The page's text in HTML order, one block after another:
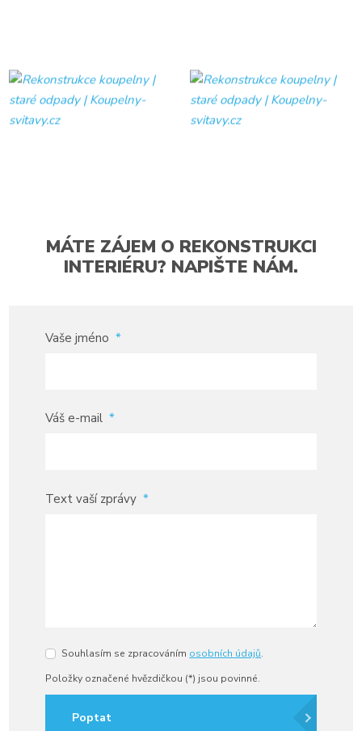
MÁTE ZÁJEM O REKONSTRUKCI
INTERIÉRU? NAPIŠTE NÁM.
Vaše jméno *
Váš e-mail *
Text vaší zprávy *
Souhlasím
zpracováním
osobních
Souhlasím se zpracováním osobních údajů.
Položky označené hvězdičkou (*) jsou povinné.
Poptat